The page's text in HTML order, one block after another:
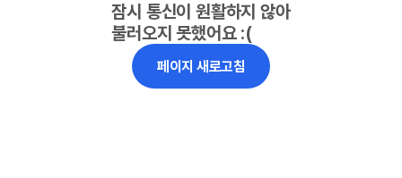
잠시 통신이 원활하지 않아
불러오지 못했어요 :(
페이지 새로고침